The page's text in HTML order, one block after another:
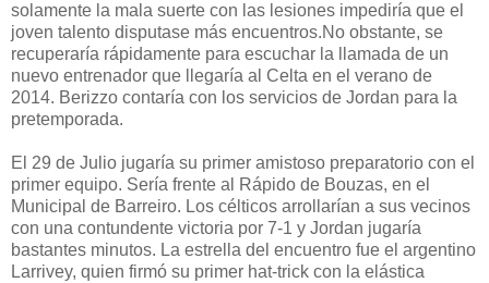
solamente la mala suerte con las lesiones impediría que el
joven talento disputase más encuentros.No obstante, se
recuperaría rápidamente para escuchar la llamada de un
nuevo entrenador que llegaría al Celta en el verano de
2014. Berizzo contaría con los servicios de Jordan para la
pretemporada.
El 29 de Julio jugaría su primer amistoso preparatorio con el
primer equipo. Sería frente al Rápido de Bouzas, en el
Municipal de Barreiro. Los célticos arrollarían a sus vecinos
con una contundente victoria por 7-1 y Jordan jugaría
bastantes minutos. La estrella del encuentro fue el argentino
Larrivey, quien firmó su primer hat-trick con la elástica